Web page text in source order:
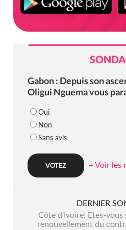
Gabon : Depuis son
Oligui Nguema vous
Oui
Non
Sans avis
+ Voir les
DERNIER
Côte d'Ivoire: Etes-
renouvellement du